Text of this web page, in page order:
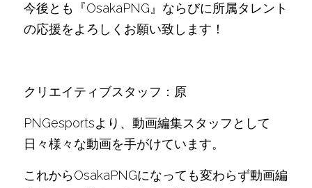
今後とも『OsakaPNG』ならびに所属タレント
の応援をよろしくお願い致します！
クリエイティブスタッフ：原
PNGesportsより、動画編集スタッフとして
日々様々な動画を手がけています。
これからOsakaPNGになっても変わらず動画編